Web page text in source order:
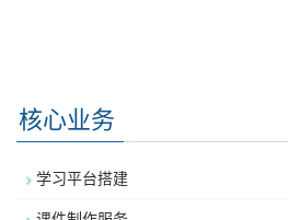
核心业务
学习平台搭建